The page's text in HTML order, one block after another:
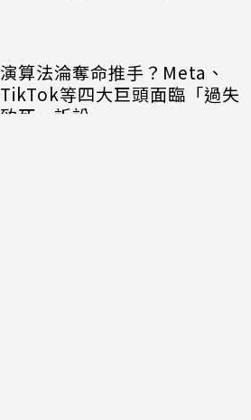
演算法淪奪命推手？Meta、
TikTok等四大巨頭面臨「過失
致死」訴訟